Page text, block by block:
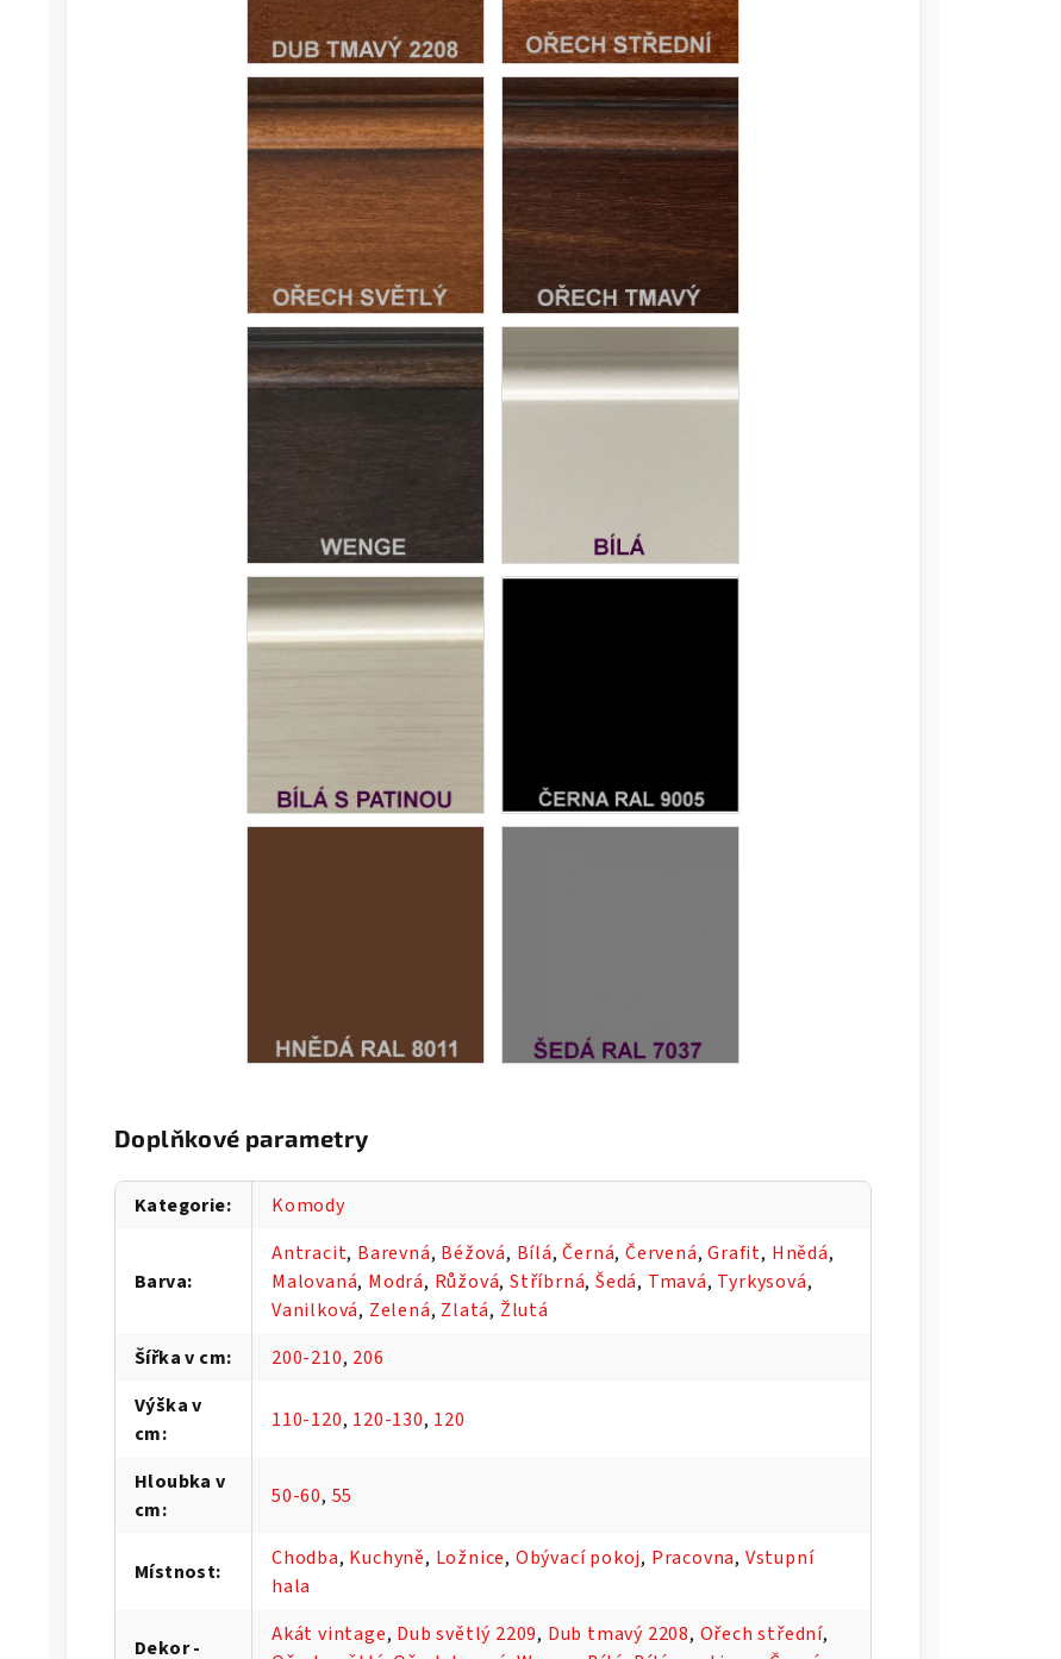
Doplňkové parametry
Kategorie: Komody
Barva:
Antracit, Barevná, Béžová, Bílá,Černá,Červená,Grafit, Hnědá,
Malovaná, Modrá, Růžová,Stříbrná,Šedá, Tmavá, Tyrkysová,
Vanilková, Zelená, Zlatá, Žlutá
Šířka v cm: 200-210, 206
Výška v
cm:
110-120, 120-130, 120
Hloubka v
cm:
50-60, 55
Místnost:
Chodba, Kuchyně, Ložnice, Obývací pokoj, Pracovna, Vstupní
hala
Dekor -
Akát vintage, Dub světlý 2209, Dub tmavý 2208, Ořech střední,